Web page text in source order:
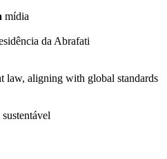
mídia
da Abrafati
law, aligning with global standards